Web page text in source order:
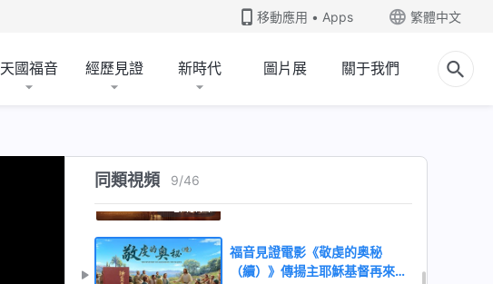
移動應用 • Apps 繁體中文
天國福音 經歷見證 新時代 圖片展 關于我們
同類視頻 9/46
前行
福音電影《天國的筵席》一位天
2:48:14
基督教會電影《對得救的思考》
經歷見證
福音見證電影《敬虔的奥秘
（續）》傳揚主耶穌基督再來的